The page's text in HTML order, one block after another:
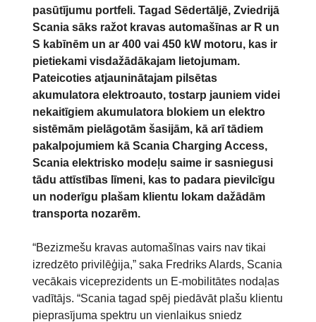
pasūtījumu portfeli. Tagad Sēdertāljē, Zviedrijā
Scania sāks ražot kravas automašīnas ar R un
S kabīnēm un ar 400 vai 450 kW motoru, kas ir
pietiekami visdažādākajam lietojumam.
Pateicoties atjauninātajam pilsētas
akumulatora elektroauto, tostarp jauniem videi
nekaitīgiem akumulatora blokiem un elektro
sistēmām pielāgotām šasijām, kā arī tādiem
pakalpojumiem kā Scania Charging Access,
Scania elektrisko modeļu saime ir sasniegusi
tādu attīstības līmeni, kas to padara pievilcīgu
un noderīgu plašam klientu lokam dažādām
transporta nozarēm.
“Bezizmešu kravas automašīnas vairs nav tikai
izredzēto privilēģija,” saka Fredriks Alards, Scania
vecākais viceprezidents un E-mobilitātes nodaļas
vadītājs. “Scania tagad spēj piedāvāt plašu klientu
pieprasījuma spektru un vienlaikus sniedz